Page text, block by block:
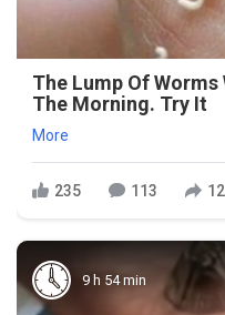
The Lump Of Worms
The Morning. Try It
More
235 113
9 h 54 min